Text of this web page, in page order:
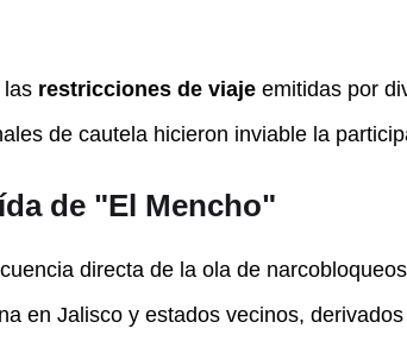
las restricciones de viajeemitidas por
de cautela hicieron inviable la
de "El Mencho"
directa de la ola de
en Jalisco y estados vecinos,